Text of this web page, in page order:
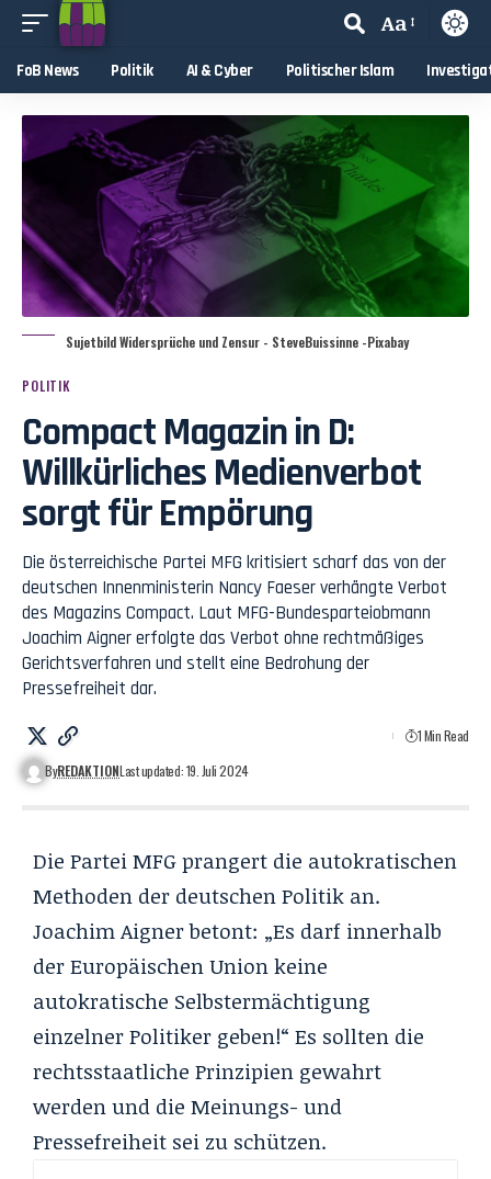
Aa
FoB News Politik AI & Cyber Politischer Islam
Sujetbild Widersprüche und Zensur - SteveBuissinne -Pixabay
POLITIK
Compact Magazin in D:
Willkürliches Medienverbot
sorgt für Empörung
Die österreichische Partei MFG kritisiert scharf das von der
deutschen Innenministerin Nancy Faeser verhängte Verbot
des Magazins Compact. Laut MFG-Bundesparteiobmann
Joachim Aigner erfolgte das Verbot ohne rechtmäßiges
Gerichtsverfahren und stellt eine Bedrohung der
Pressefreiheit dar.
ByREDAKTIONLast updated: 19. Juli 2024
1 Min Read
Die Partei MFG prangert die autokratischen
Methoden der deutschen Politik an.
Joachim Aigner betont: „Es darf innerhalb
der Europäischen Union keine
autokratische Selbstermächtigung
einzelner Politiker geben!“ Es sollten die
rechtsstaatliche Prinzipien gewahrt
werden und die Meinungs- und
Pressefreiheit sei zu schützen.